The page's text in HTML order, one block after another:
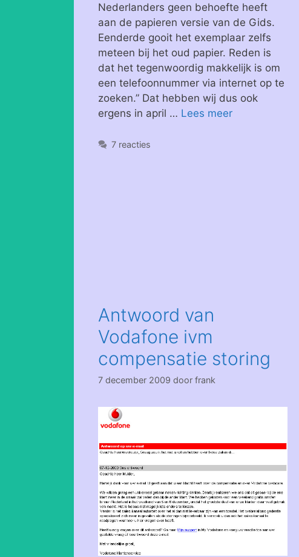
Nederlanders geen behoefte heeft
aan de papieren versie van de Gids.
Eenderde gooit het exemplaar zelfs
meteen bij het oud papier. Reden is
dat het tegenwoordig makkelijk is om
een telefoonnummer via internet op te
zoeken.” Dat hebben wij dus ook
ergens in april … Lees meer
7 reacties
Antwoord van
Vodafone ivm
compensatie storing
7 december 2009 door frank